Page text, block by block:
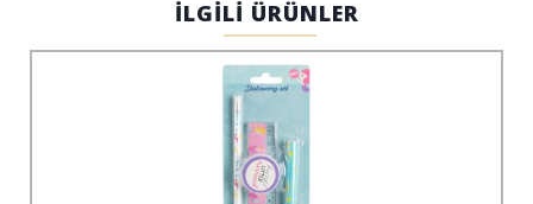
İLGİLİ ÜRÜNLER